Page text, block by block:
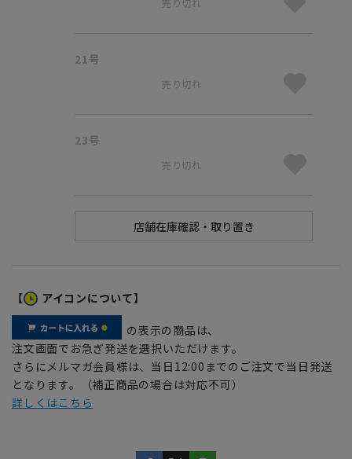
売り切れ
21号
売り切れ
23号
売り切れ
【 アイコンについて】
の表示の商品は、
注文画面でお急ぎ発送を選択いただけます。
さらにメルマガ会員様は、当日12:00までのご注文で当日発送
となります。（補正商品の場合は対応不可）
詳しくはこちら